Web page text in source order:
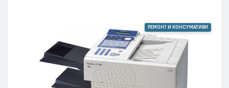
РЕМОНТ И КОНСУМАТИВИ